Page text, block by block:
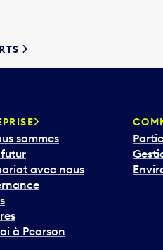
sommes
avec nous
à Pearson